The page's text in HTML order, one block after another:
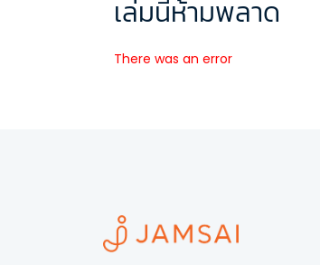
เล่มนี้ห้ามพลาด
There was an error